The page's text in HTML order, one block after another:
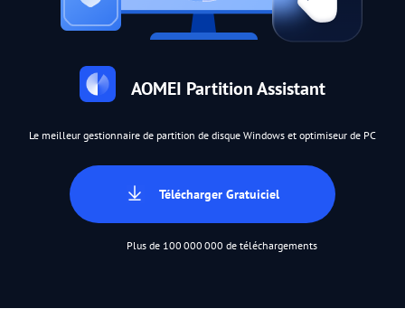
AOMEI Partition Assistant
Le meilleur gestionnaire de partition de disque Windows et optimiseur de PC
Télécharger Gratuiciel
Plus de 100 000 000 de téléchargements